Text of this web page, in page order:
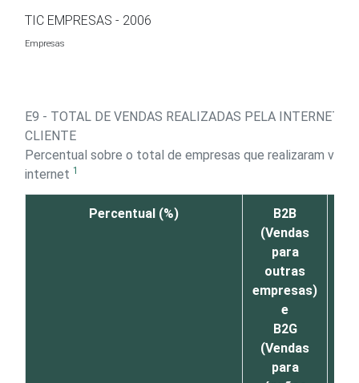
TIC EMPRESAS - 2006
Empresas
E9 - TOTAL DE VENDAS REALIZADAS PELA INTERNET
CLIENTE
Percentual sobre o total de empresas que realizaram
internet 1
Percentual (%)
B2B
(Vendas
para
outras
empresas)
e
B2G
(Vendas
para